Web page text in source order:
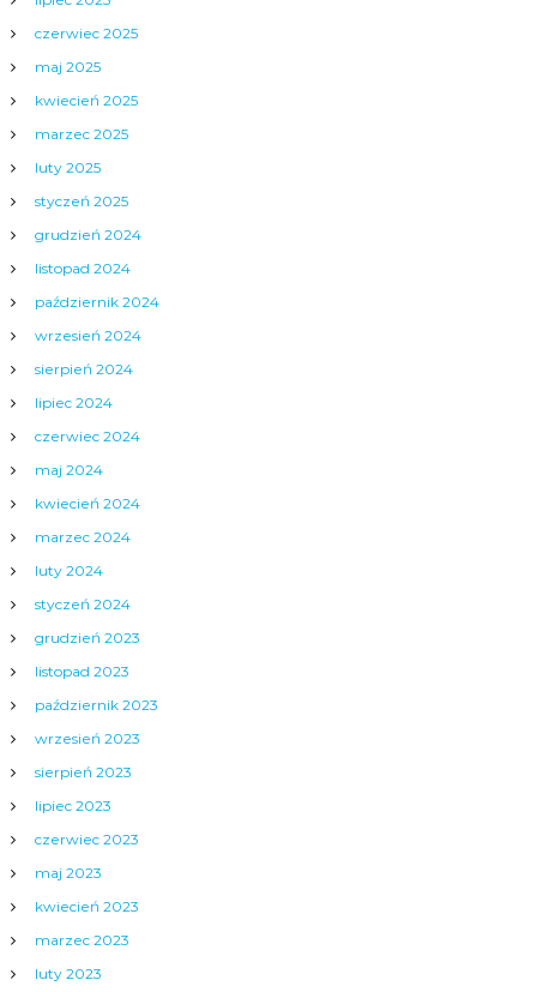
czerwiec 2025
maj 2025
kwiecień 2025
marzec 2025
luty 2025
styczeń 2025
grudzień 2024
listopad 2024
październik 2024
wrzesień 2024
sierpień 2024
lipiec 2024
czerwiec 2024
maj 2024
kwiecień 2024
marzec 2024
luty 2024
styczeń 2024
grudzień 2023
listopad 2023
październik 2023
wrzesień 2023
sierpień 2023
lipiec 2023
czerwiec 2023
maj 2023
kwiecień 2023
marzec 2023
luty 2023